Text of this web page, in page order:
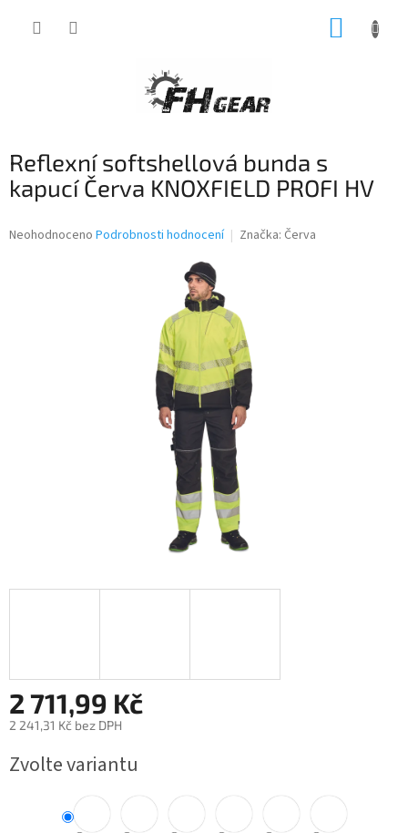
Reflexní softshellová bunda s
kapucí Červa KNOXFIELD PROFI HV
Průměrné
Neohodnoceno Podrobnosti hodnocení Značka: Červa
2 711,99 Kč
2 241,31 Kč bez DPH
cena:
Zvolte variantu